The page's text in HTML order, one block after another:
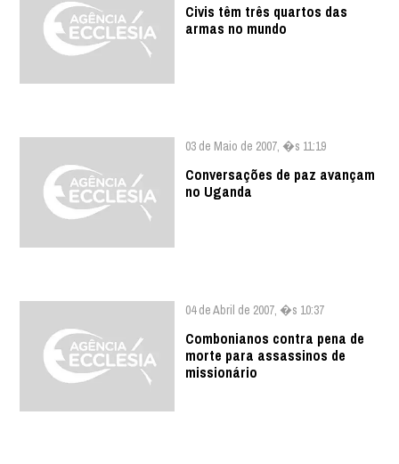
Civis têm três quartos das
armas no mundo
03 de Maio de 2007, �s 11:19
Conversações de paz avançam
no Uganda
04 de Abril de 2007, �s 10:37
Combonianos contra pena de
morte para assassinos de
missionário